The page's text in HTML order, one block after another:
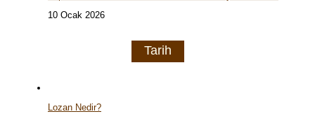
10 Ocak 2026
Tarih
Lozan Nedir?